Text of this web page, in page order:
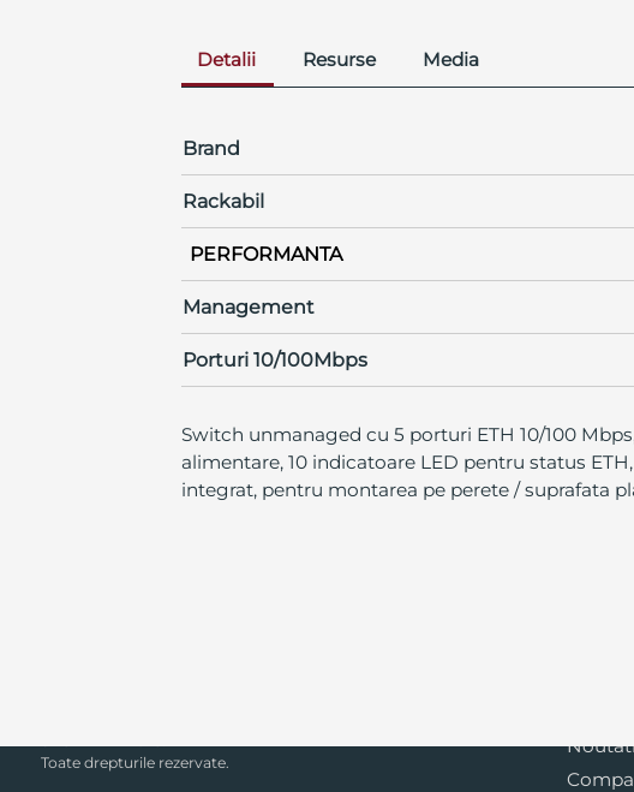
Detalii Resurse Media
Brand
Rackabil
PERFORMANTA
Management
Porturi 10/100Mbps
Switch unmanaged cu 5 porturi ETH 10/100
alimentare, 10 indicatoare LED pentru status
integrat, pentru montarea pe perete / suprafata
Toate drepturile rezervate.